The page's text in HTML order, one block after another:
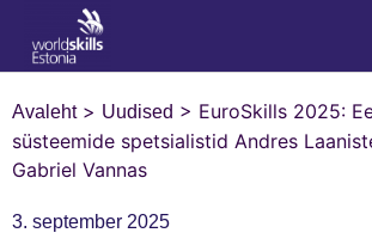
Avaleht> Uudised > EuroSkills 2025:
süsteemide spetsialistid Andres
Gabriel Vannas
3. september 2025